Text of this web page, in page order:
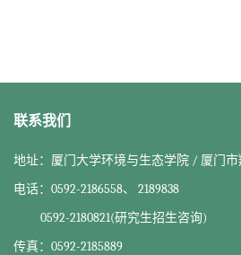
联系我们
地址：厦门大学环境与生态学院 / 厦门
电话：0592-2186558、 2189838
0592-2180821(研究生招生咨询)
传真：0592-2185889